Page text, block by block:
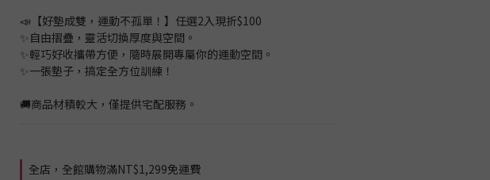
📣【好墊成雙，運動不孤單！】任選2入現折$100
✨自由摺疊，靈活切換厚度與空間。
✨輕巧好收攜帶方便，隨時展開專屬你的運動空間。
✨一張墊子，搞定全方位訓練！
🚚商品材積較大，僅提供宅配服務。
全店，全館購物滿NT$1,299免運費